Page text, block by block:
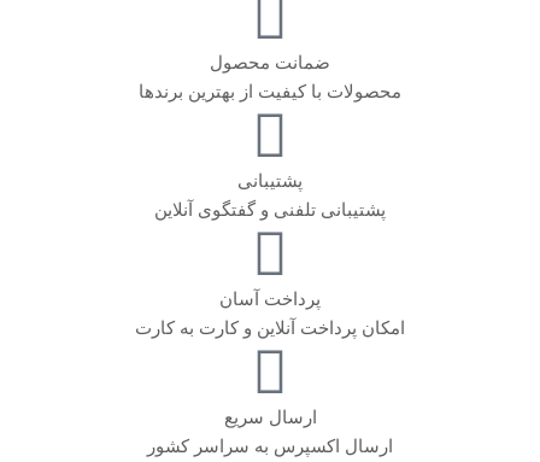
ضمانت محصول
محصولات با کیفیت از بهترین برندها
پشتیبانی
پشتیبانی تلفنی و گفتگوی آنلاین
پرداخت آسان
امکان پرداخت آنلاین و کارت به کارت
ارسال سریع
ارسال اکسپرس به سراسر کشور